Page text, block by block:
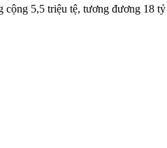
5,5 triệu tệ, tương đương 18